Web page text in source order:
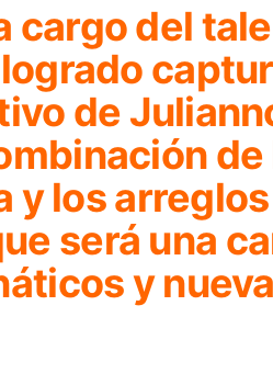
cargo del
de
de
y los arreglos
será una
y